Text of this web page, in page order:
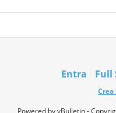
Entra Full